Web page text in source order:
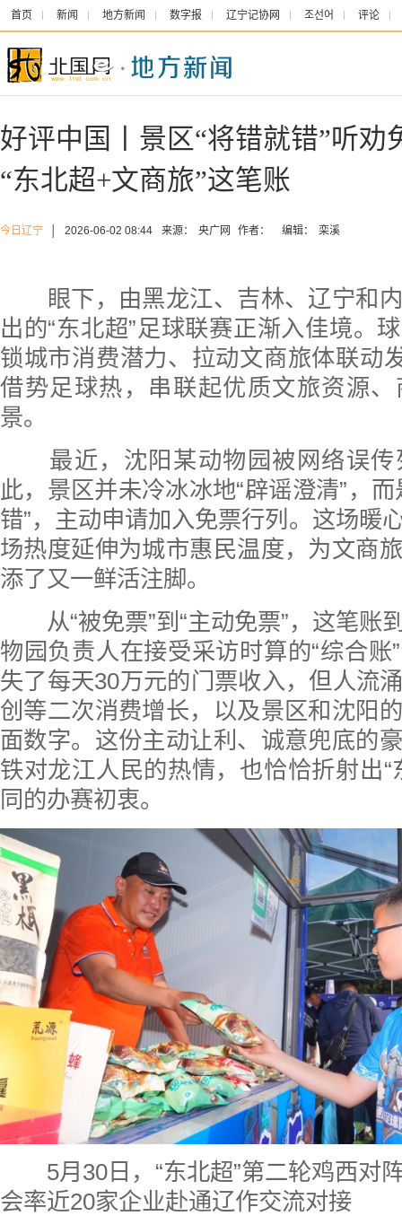
首页 新闻 地方新闻 数字报 辽宁记协网 조선어 评论
好评中国丨景区“将错就错”听劝
“东北超+文商旅”这笔账
今日辽宁 2026-06-02 08:44 来源： 央广网 作者： 编辑： 栾溪
眼下，由黑龙江、吉林、辽宁和内
出的“东北超”足球联赛正渐入佳境。
锁城市消费潜力、拉动文商旅体联动
借势足球热，串联起优质文旅资源
景。
最近，沈阳某动物园被网络误传
此，景区并未冷冰冰地“辟谣澄清”，
错”，主动申请加入免票行列。这场暖
场热度延伸为城市惠民温度，为文商
添了又一鲜活注脚。
从“被免票”到“主动免票”，这笔账
物园负责人在接受采访时算的“综合账
失了每天30万元的门票收入，但人流
创等二次消费增长，以及景区和沈阳
面数字。这份主动让利、诚意兜底的
铁对龙江人民的热情，也恰恰折射出“
同的办赛初衷。
5月30日，“东北超”第二轮鸡西对
会率近20家企业赴通辽作交流对接